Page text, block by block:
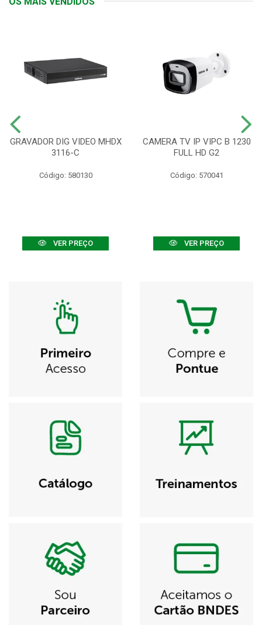
GRAVADOR DIG VIDEO MHDX
3116-C
Código: 580130
VER PREÇO
CAMERA TV IP VIPC B 1230
FULL HD G2
Código: 570041
VER PREÇO